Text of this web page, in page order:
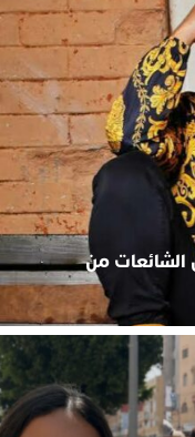
الشائعات من